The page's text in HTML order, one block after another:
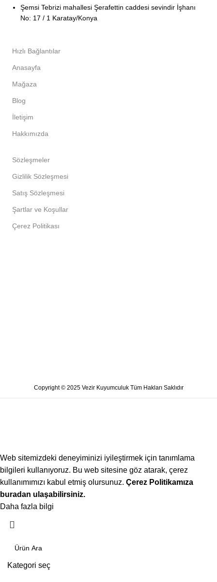
Şemsi Tebrizi mahallesi Şerafettin caddesi sevindir İşhanı
No: 17 / 1 Karatay/Konya
Hızlı Bağlantılar
Anasayfa
Mağaza
Blog
İletişim
Hakkımızda
Sözleşmeler
Gizlilik Sözleşmesi
Satış Sözleşmesi
Şartlar ve Koşullar
Çerez Politikası
Copyright © 2025 Vezir Kuyumculuk Tüm Hakları Saklıdır
Web sitemizdeki deneyiminizi iyileştirmek için tanımlama
bilgileri kullanıyoruz. Bu web sitesine göz atarak, çerez
kullanımımızı kabul etmiş olursunuz. Çerez Politikamıza
buradan ulaşabilirsiniz.
Daha fazla bilgi
Kategori seç